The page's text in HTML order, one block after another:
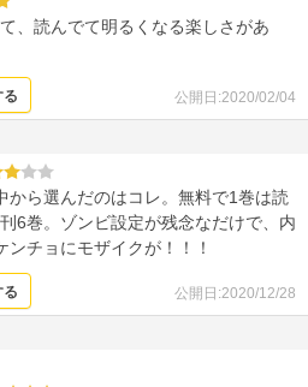
、読んでて明るくなる楽しさがあ
公開日:2020/02/04
る
から選んだのはコレ。無料で1巻は読
6巻。ゾンビ設定が残念なだけで、内
チョにモザイクが！！！
公開日:2020/12/28
る